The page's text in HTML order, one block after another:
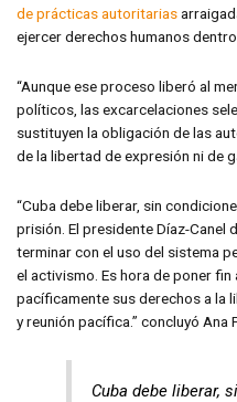
de prácticas autoritarias
ejercer derechos humanos
“Aunque ese proceso liberó al
políticos, las excarcelaciones
sustituyen la obligación de las
de la libertad de expresión ni de
“Cuba debe liberar, sin
prisión. El presidente Díaz-Canel
terminar con el uso del sistema
el activismo. Es hora de poner
pacíficamente sus derechos a la
y reunión pacífica.” concluyó Ana
Cuba debe liberar,